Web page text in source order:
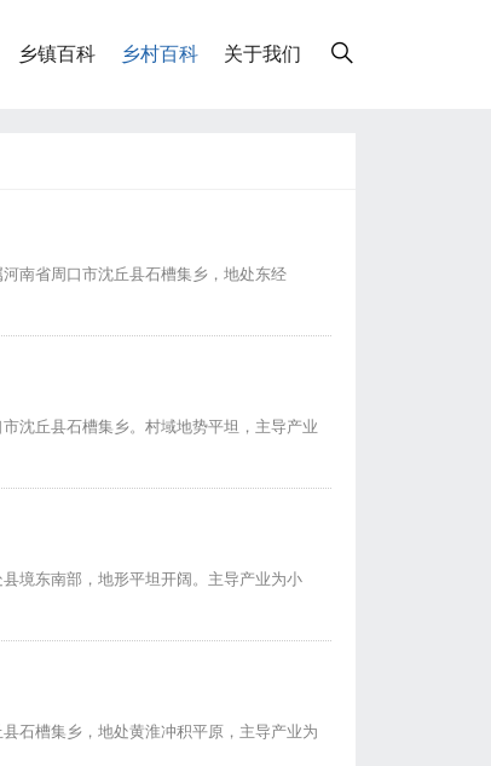
乡镇百科 乡村百科 关于我们
南省周口市沈丘县石槽集乡，地处东经
沈丘县石槽集乡。村域地势平坦，主导产业
境东南部，地形平坦开阔。主导产业为小
石槽集乡，地处黄淮冲积平原，主导产业为